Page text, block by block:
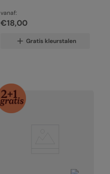
vanaf:
€18,00
Gratis kleurstalen